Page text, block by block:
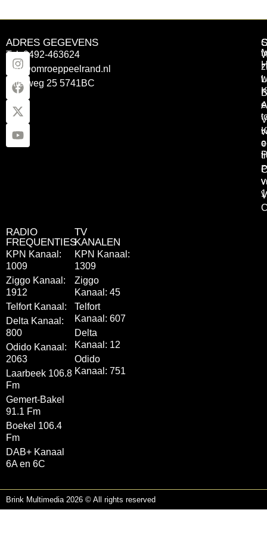
ADRES GEGEVENS
Tel: 0492-463624
info@omroeppeelrand.nl
Otterweg 25 5741BC
RADIO
FREQUENTIES
KPN Kanaal:
1009
Ziggo Kanaal:
1912
Telfort Kanaal:
Delta Kanaal:
800
Odido Kanaal:
2063
Laarbeek 106.8
Fm
Gemert-Bakel
91.1 Fm
Boekel 106.4
Fm
DAB+ Kanaal
6A en 6C
TV
KANALEN
KPN Kanaal:
1309
Ziggo
Kanaal: 45
Telfort
Kanaal: 607
Delta
Kanaal: 12
Odido
Kanaal: 751
Brink Multimedia 2026 © All rights reserved